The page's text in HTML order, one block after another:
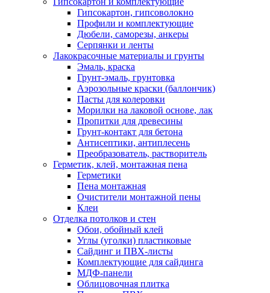
Гипсокартон, гипсоволокно
Профили и комплектующие
Дюбели, саморезы, анкеры
Серпянки и ленты
Лакокрасочные материалы и грунты
Эмаль, краска
Грунт-эмаль, грунтовка
Аэрозольные краски (баллончик)
Пасты для колеровки
Морилки на лаковой основе, лак
Пропитки для древесины
Грунт-контакт для бетона
Антисептики, антиплесень
Преобразователь, растворитель
Герметик, клей, монтажная пена
Герметики
Пена монтажная
Очистители монтажной пены
Клеи
Отделка потолков и стен
Обои, обойный клей
Углы (уголки) пластиковые
Сайдинг и ПВХ-листы
Комплектующие для сайдинга
МДФ-панели
Облицовочная плитка